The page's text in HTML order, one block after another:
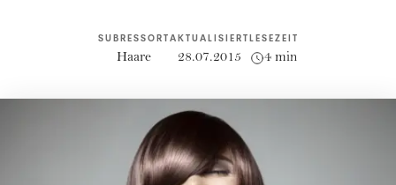
SUBRESSORT
Haare
AKTUALISIERT
28.07.2015
LESEZEIT
4 min